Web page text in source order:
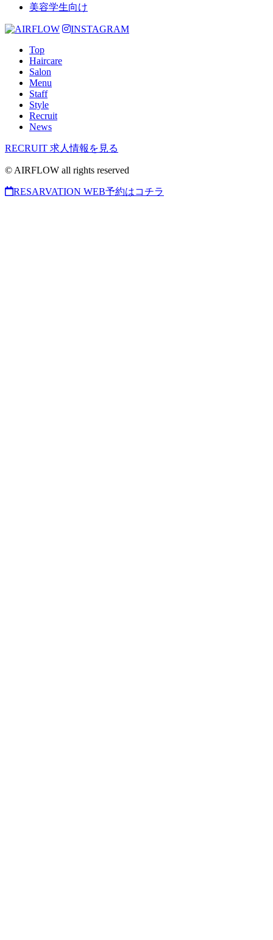
美容学生向け
INSTAGRAM
Top
Haircare
Salon
Menu
Staff
Style
Recruit
News
RECRUIT 求人情報を見る
© AIRFLOW all rights reserved
RESARVATION WEB予約はコチラ